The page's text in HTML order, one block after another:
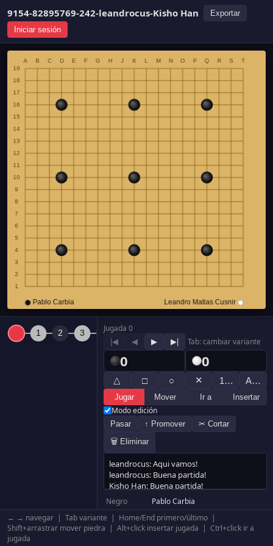
9154-82895769-242-leandrocus-Kisho Han
Exportar
Iniciar sesión
Jugada 0
|◀ ◀ ▶ ▶| Tab: cambiar variante
0 0
△ □ ○ ✕ 1… A…
Jugar Mover Ir a Insertar
Modo edición
Pasar ↑ Promover
✂ Cortar
🗑 Eliminar
Negro
Pablo Carbia
Blanco
Leandro Matias Cusnir
Resultado
Blanco +35.5
← → navegar | Tab variante | Home/End primero/último |
Shift+arrastrar mover piedra | Alt+click insertar jugada | Ctrl+click ir a
jugada